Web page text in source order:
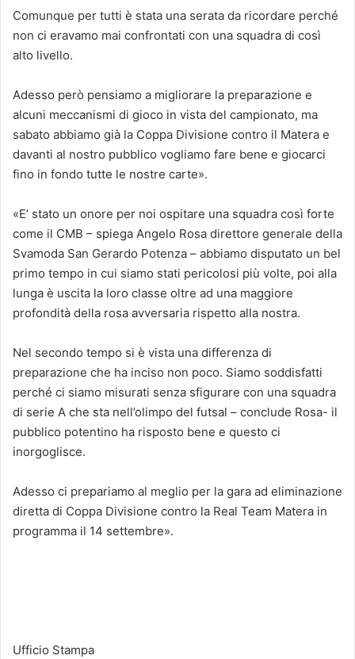
Comunque per tutti è stata una serata da ricordare perché
non ci eravamo mai confrontati con una squadra di così
alto livello.
Adesso però pensiamo a migliorare la preparazione e
alcuni meccanismi di gioco in vista del campionato, ma
sabato abbiamo già la Coppa Divisione contro il Matera e
davanti al nostro pubblico vogliamo fare bene e giocarci
fino in fondo tutte le nostre carte».
«E’ stato un onore per noi ospitare una squadra così forte
come il CMB – spiega Angelo Rosa direttore generale della
Svamoda San Gerardo Potenza – abbiamo disputato un bel
primo tempo in cui siamo stati pericolosi più volte, poi alla
lunga è uscita la loro classe oltre ad una maggiore
profondità della rosa avversaria rispetto alla nostra.
Nel secondo tempo si è vista una differenza di
preparazione che ha inciso non poco. Siamo soddisfatti
perché ci siamo misurati senza sfigurare con una squadra
di serie A che sta nell’olimpo del futsal – conclude Rosa- il
pubblico potentino ha risposto bene e questo ci
inorgoglisce.
Adesso ci prepariamo al meglio per la gara ad eliminazione
diretta di Coppa Divisione contro la Real Team Matera in
programma il 14 settembre».
Ufficio Stampa